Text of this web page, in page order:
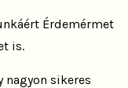
Érdemérmet
is.
nagyon sikeres